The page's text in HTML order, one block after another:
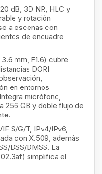
dB, 3D NR, HLC y
y rotación
a escenas con
de encuadre
mm, F1.6) cubre
DORI
en entornos
micrófono,
256 GB y doble flujo de
S/G/T, IPv4/IPv6,
con X.509, además
DSS/DMSS. La
simplifica el